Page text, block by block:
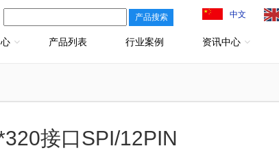
中文
产品列表 行业案例 资讯中心
接口SPI/12PIN